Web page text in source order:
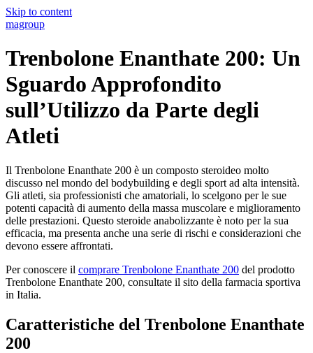
Skip to content
magroup
Trenbolone Enanthate 200: Un
Sguardo Approfondito
sull’Utilizzo da Parte degli
Atleti
Il Trenbolone Enanthate 200 è un composto steroideo molto
discusso nel mondo del bodybuilding e degli sport ad alta intensità.
Gli atleti, sia professionisti che amatoriali, lo scelgono per le sue
potenti capacità di aumento della massa muscolare e miglioramento
delle prestazioni. Questo steroide anabolizzante è noto per la sua
efficacia, ma presenta anche una serie di rischi e considerazioni che
devono essere affrontati.
Per conoscere il comprare Trenbolone Enanthate 200 del prodotto
Trenbolone Enanthate 200, consultate il sito della farmacia sportiva
in Italia.
Caratteristiche del Trenbolone Enanthate
200